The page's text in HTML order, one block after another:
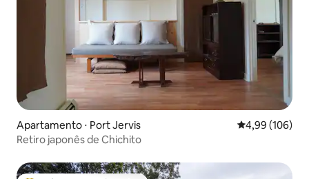
Apartamento ⋅ Port Jervis 4,99 de uma
4,99 (106)
Retiro japonês de Chichito